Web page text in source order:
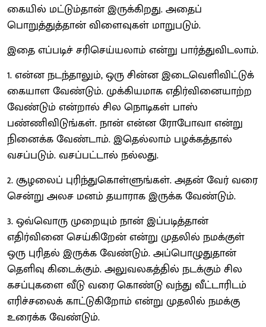
கையில் மட்டும்தான் இருக்கிறது. அதைப்
பொறுத்துத்தான் விளைவுகள் மாறுபடும்.
இதை எப்படிச் சரிசெய்யலாம் என்று பார்த்துவிடலாம்.
1. என்ன நடந்தாலும், ஒரு சின்ன இடைவெளிவிட்டுக்
கையாள வேண்டும். முக்கியமாக எதிர்வினையாற்ற
வேண்டும் என்றால் சில நொடிகள் பாஸ்
பண்ணிவிடுங்கள். நான் என்ன ரோபோவா என்று
நினைக்க வேண்டாம். இதெல்லாம் பழக்கத்தால்
வசப்படும். வசப்பட்டால் நல்லது.
2. சூழலைப் புரிந்துகொள்ளுங்கள். அதன் வேர் வரை
சென்று அலச மனம் தயாராக இருக்க வேண்டும்.
3. ஒவ்வொரு முறையும் நான் இப்படித்தான்
எதிர்வினை செய்கிறேன் என்று முதலில் நமக்குள்
ஒரு புரிதல் இருக்க வேண்டும். அப்பொழுதுதான்
தெளிவு கிடைக்கும். அலுவலகத்தில் நடக்கும் சில
கசப்புகளை வீடு வரை கொண்டு வந்து வீட்டாரிடம்
எரிச்சலைக் காட்டுகிறோம் என்று முதலில் நமக்கு
உரைக்க வேண்டும்.